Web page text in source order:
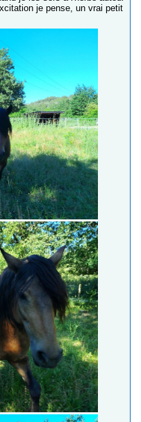
je pense, un vrai petit